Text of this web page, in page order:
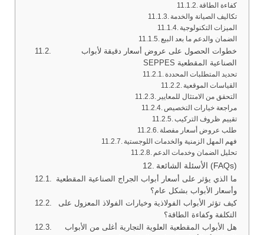
كفاءة الطاقة
تكاليف الصيانة والخدمة
الميزات التكنولوجية
الضمان والدعم ما بعد البيع
خطوات الحصول على عروض أسعار دقيقة لأبواب
SEPPES الصناعية المقطعية
تحديد المتطلبات المحددة
القياسات الموقعية
التحقق من الامتثال للمعايير
مراجعة خيارات التخصيص
تقييم ظروف التركيب
طلب عروض أسعار مفصلة
فهم المهل الزمنية والخدمات اللوجستية
تحليل الضمان وخدمات الدعم
الأسئلة الشائعة (FAQs)
ما الذي يؤثر على أسعار أبواب الجراج الصناعية المقطعية
وأسعار الأبواب بشكل عام؟
كيف تؤثر الأبواب الفولاذية وخيارات الفولاذ المعزول على
التكلفة وكفاءة الطاقة؟
هل الأبواب المقطعية العلوية التجارية أغلى من الأبواب